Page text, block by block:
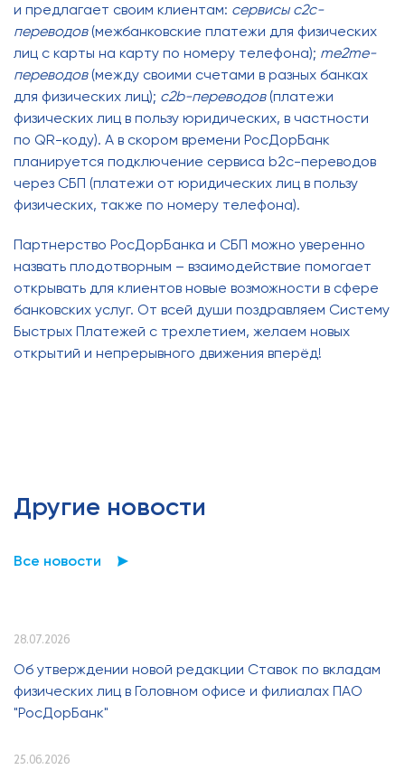
и предлагает своим клиентам: сервисы с2с-
переводов(межбанковские платежи для физических
лиц с карты на карту по номеру телефона); me2me-
переводов(между своими счетами в разных банках
для физических лиц); c2b-переводов (платежи
физических лиц в пользу юридических, в частности
по QR-коду). А в скором времени РосДорБанк
планируется подключение сервиса b2c-переводов
через СБП (платежи от юридических лиц в пользу
физических, также по номеру телефона).
Партнерство РосДорБанка и СБП можно уверенно
назвать плодотворным – взаимодействие помогает
открывать для клиентов новые возможности в сфере
банковских услуг. От всей души поздравляем Систему
Быстрых Платежей с трехлетием, желаем новых
открытий и непрерывного движения вперёд!
Другие новости
Все новости
28.07.2026
Об утверждении новой редакции Ставок по вкладам
физических лиц в Головном офисе и филиалах ПАО
"РосДорБанк"
25.06.2026